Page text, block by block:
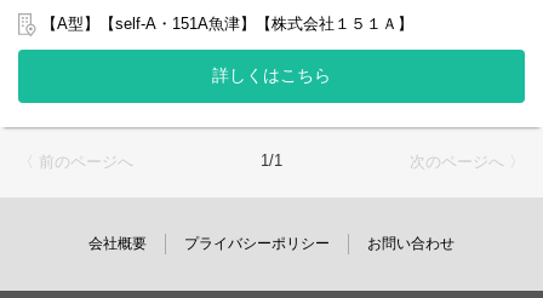
基本的に食事や入浴、排泄のような介助・介護の作業はありませ
ん。
未経験の方でもご安心ください！
で異なる。
14:00 支援記録作成
15:00 退社
グループ全体で培った豊富なノウハウとネットワークを活かし、
弊社グループでは主に以下のパターンの事業所を全国に展開をさ
【就労継続支援A型事業所】
⇒障がい者の方々と雇用契約を結んで業務を行って頂きながら一
般就労を目指すサービス。
般就労を目指す、または高い工賃を目指すサービス。
【A型】【self-A・151A魚津】【株式会社１５１Ａ】
詳しくはこちら
〈 前のページへ 1/1 次のページへ 〉
会社概要 プライバシーポリシー お問い合わせ